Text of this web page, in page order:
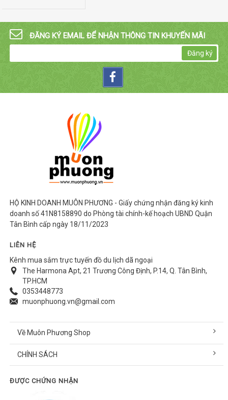
Ghế di động
Đèn trang trí
Sinh tồn - Hỗ trợ đa năng
Thiết bị điện - điện tử khác
Đồ đựng tiện ích khác
Tấm trải - Đệm nằm
Túi ví cá nhân
Y tế - Cứu thương
Đèn xách tay - Di động
Balo - Túi xách
Lều - Tăng - Bạt che
Dụng cụ ăn uống - đựng thực phẩm
Nồi - Bếp - Phụ kiện nấu
Phụ kiện dã ngoại
Thuyền - ván SUP
50.000₫ - 100.000₫
ĐĂNG KÝ EMAIL ĐỂ NHẬN THÔNG TIN KHUYẾN MÃI
Đăng ký
HỘ KINH DOANH MUÔN PHƯƠNG - Giấy chứng nhận đăng ký kinh
doanh số 41N8158890 do Phòng tài chính-kế hoạch UBND Quận
Tân Bình cấp ngày 18/11/2023
LIÊN HỆ
Kênh mua sắm trực tuyến đồ du lịch dã ngoại
The Harmona Apt, 21 Trương Công Định, P.14, Q. Tân Bình,
TP.HCM
0353448773
muonphuong.vn@gmail.com
Về Muôn Phương Shop
CHÍNH SÁCH
ĐƯỢC CHỨNG NHẬN